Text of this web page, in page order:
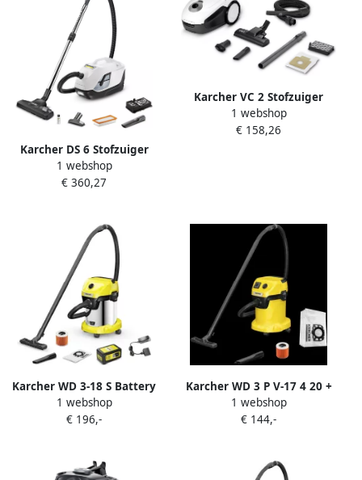
Karcher DS 6 Stofzuiger
1.195-250.0
1 webshop
€ 360,27
Karcher VC 2 Stofzuiger
1.198-035.0
1 webshop
€ 158,26
Karcher WD 3-18 S Battery
Set V-17 20 Accu Nat- en
droogstofzuiger 1.628-576.0
1 webshop
€ 196,-
Karcher WD 3 P V-17 4 20 +
stofzuigerzakken (4x)
1 webshop
€ 144,-